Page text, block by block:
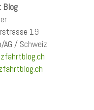
Blog
19
/ Schweiz